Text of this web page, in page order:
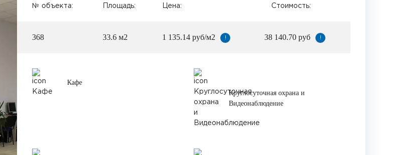
№ объекта: Площадь: Цена: Стоимость:
368 33.6 м2 1 135.14 руб/м2 ! 38 140.70 руб !
Кафе
Круглосуточная охрана и
Видеонаблюдение